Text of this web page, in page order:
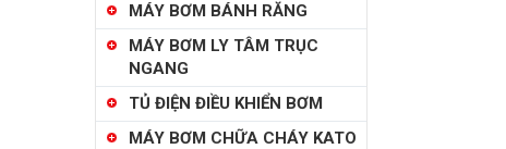
MÁY BƠM BÁNH RĂNG
MÁY BƠM LY TÂM TRỤC
NGANG
TỦ ĐIỆN ĐIỀU KHIỂN BƠM
MÁY BƠM CHỮA CHÁY KATO